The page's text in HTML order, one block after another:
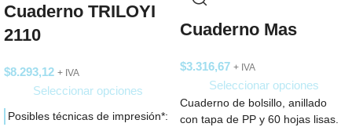
Cuaderno TRILOYI
2110
$8.293,12 + IVA
Seleccionar opciones
Posibles técnicas de impresión*:
Cuaderno Mas
$3.316,67 + IVA
Seleccionar opciones
Cuaderno de bolsillo, anillado
con tapa de PP y 60 hojas lisas.